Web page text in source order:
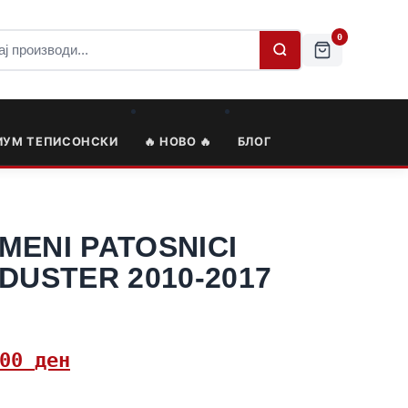
0
ТЕПИСОНСКИ 🔥 НОВО 🔥 БЛОГ
PATOSNICI
2010-2017
ден